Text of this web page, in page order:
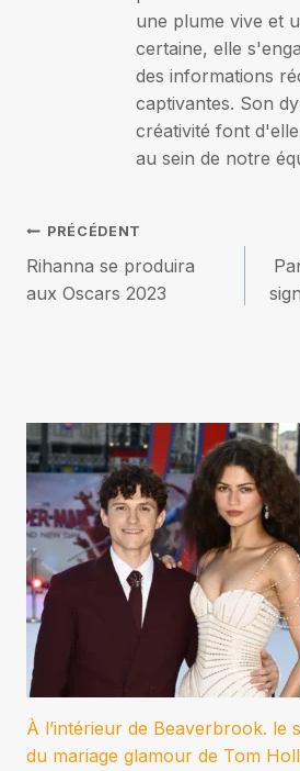
une plume vive et
certaine, elle
des informations
captivantes. Son
créativité font
au sein de notre
Navigation
de
PRÉCÉDENT
Rihanna se produira
aux Oscars 2023
À l’intérieur de Beaverbrook. le
du mariage glamour de Tom